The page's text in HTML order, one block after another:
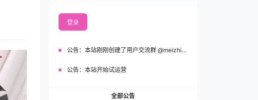
登录
公告： 本站刚刚创建了用户交流群 @meizhi_official，欢迎加入！
公告： 本站开始试运营
全部公告